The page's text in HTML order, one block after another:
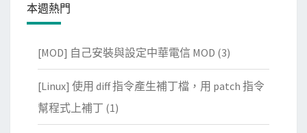
本週熱門
[MOD] 自己安裝與設定中華電信 MOD (3)
[Linux] 使用 diff 指令產生補丁檔，用 patch 指令
幫程式上補丁 (1)